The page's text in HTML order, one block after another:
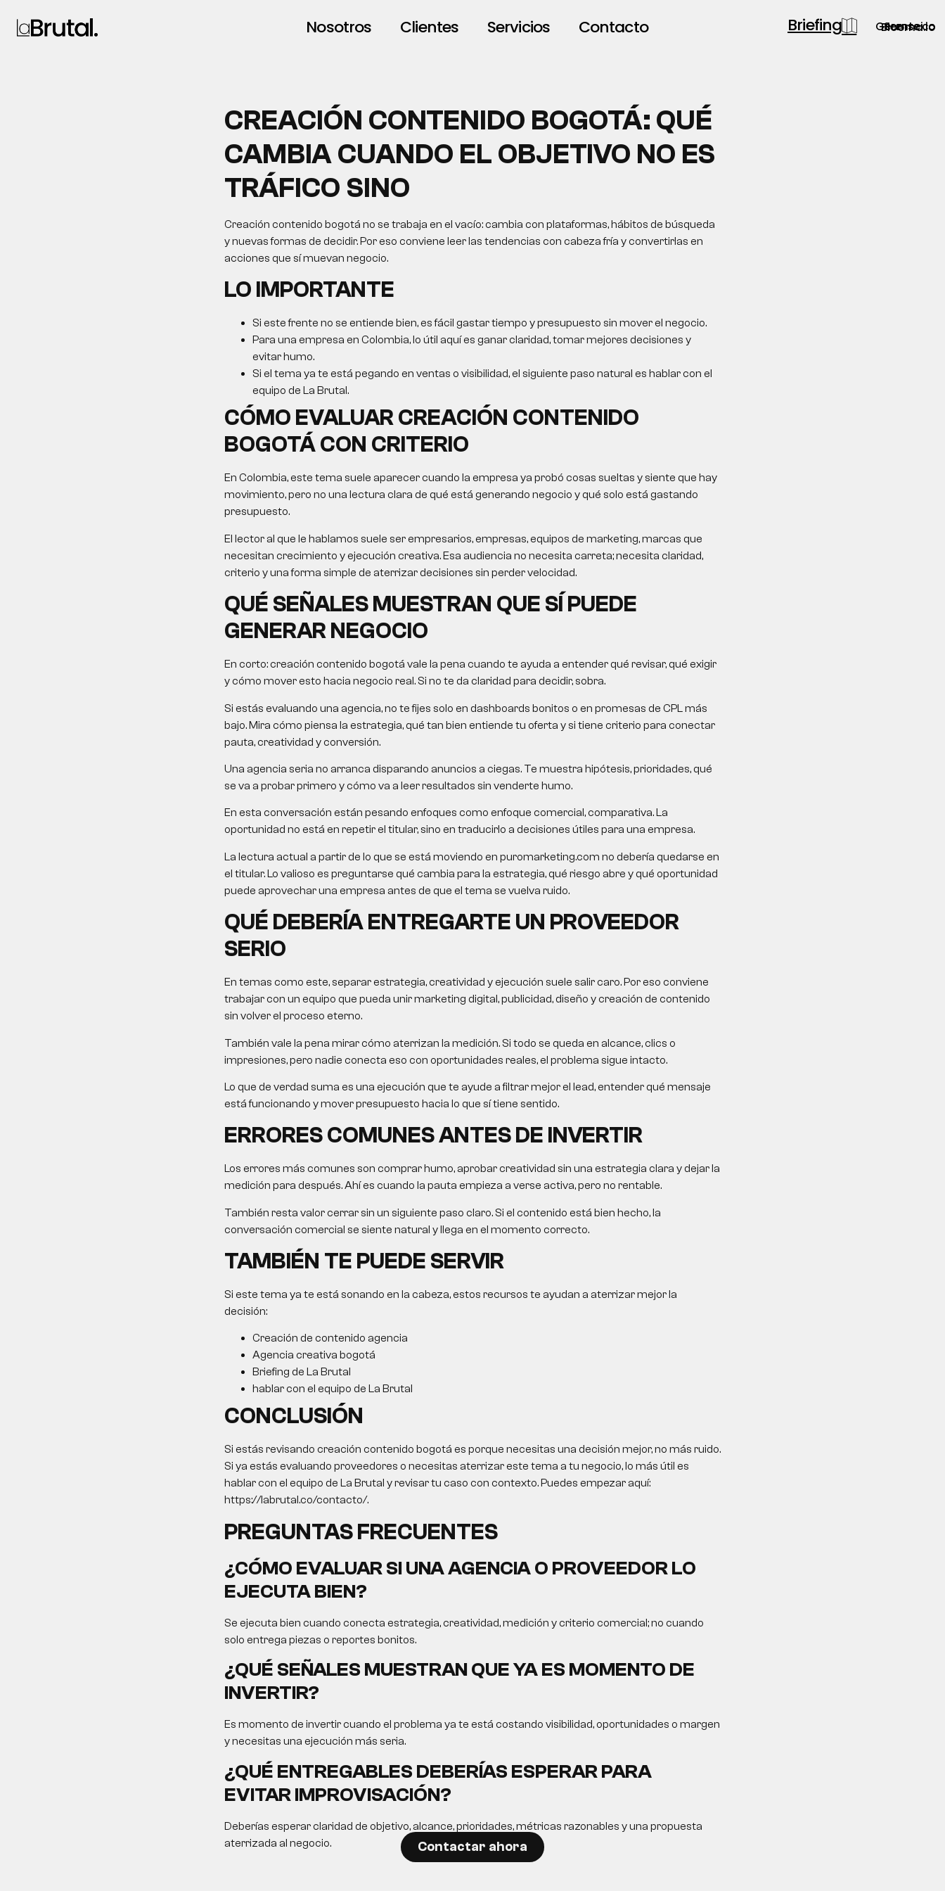
Nosotros Clientes Servicios Contacto Briefing Blooma.io
Semsei.io
Gerente.co
CREACIÓN CONTENIDO BOGOTÁ: QUÉ
CAMBIA CUANDO EL OBJETIVO NO ES
TRÁFICO SINO
Creación contenido bogotá no se trabaja en el vacío: cambia con plataformas, hábitos de búsqueda
y nuevas formas de decidir. Por eso conviene leer las tendencias con cabeza fría y convertirlas en
acciones que sí muevan negocio.
LO IMPORTANTE
Si este frente no se entiende bien, es fácil gastar tiempo y presupuesto sin mover el negocio.
Para una empresa en Colombia, lo útil aquí es ganar claridad, tomar mejores decisiones y
evitar humo.
Si el tema ya te está pegando en ventas o visibilidad, el siguiente paso natural es hablar con el
equipo de La Brutal.
CÓMO EVALUAR CREACIÓN CONTENIDO
BOGOTÁ CON CRITERIO
En Colombia, este tema suele aparecer cuando la empresa ya probó cosas sueltas y siente que hay
movimiento, pero no una lectura clara de qué está generando negocio y qué solo está gastando
presupuesto.
El lector al que le hablamos suele ser empresarios, empresas, equipos de marketing, marcas que
necesitan crecimiento y ejecución creativa. Esa audiencia no necesita carreta; necesita claridad,
criterio y una forma simple de aterrizar decisiones sin perder velocidad.
QUÉ SEÑALES MUESTRAN QUE SÍ PUEDE
GENERAR NEGOCIO
En corto: creación contenido bogotá vale la pena cuando te ayuda a entender qué revisar, qué exigir
y cómo mover esto hacia negocio real. Si no te da claridad para decidir, sobra.
Si estás evaluando una agencia, no te fijes solo en dashboards bonitos o en promesas de CPL más
bajo. Mira cómo piensa la estrategia, qué tan bien entiende tu oferta y si tiene criterio para conectar
pauta, creatividad y conversión.
Una agencia seria no arranca disparando anuncios a ciegas. Te muestra hipótesis, prioridades, qué
se va a probar primero y cómo va a leer resultados sin venderte humo.
En esta conversación están pesando enfoques como enfoque comercial, comparativa. La
oportunidad no está en repetir el titular, sino en traducirlo a decisiones útiles para una empresa.
La lectura actual a partir de lo que se está moviendo en puromarketing.com no debería quedarse en
el titular. Lo valioso es preguntarse qué cambia para la estrategia, qué riesgo abre y qué oportunidad
puede aprovechar una empresa antes de que el tema se vuelva ruido.
QUÉ DEBERÍA ENTREGARTE UN PROVEEDOR
SERIO
En temas como este, separar estrategia, creatividad y ejecución suele salir caro. Por eso conviene
trabajar con un equipo que pueda unir marketing digital, publicidad, diseño y creación de contenido
sin volver el proceso eterno.
También vale la pena mirar cómo aterrizan la medición. Si todo se queda en alcance, clics o
impresiones, pero nadie conecta eso con oportunidades reales, el problema sigue intacto.
Lo que de verdad suma es una ejecución que te ayude a filtrar mejor el lead, entender qué mensaje
está funcionando y mover presupuesto hacia lo que sí tiene sentido.
ERRORES COMUNES ANTES DE INVERTIR
Los errores más comunes son comprar humo, aprobar creatividad sin una estrategia clara y dejar la
medición para después. Ahí es cuando la pauta empieza a verse activa, pero no rentable.
También resta valor cerrar sin un siguiente paso claro. Si el contenido está bien hecho, la
conversación comercial se siente natural y llega en el momento correcto.
TAMBIÉN TE PUEDE SERVIR
Si este tema ya te está sonando en la cabeza, estos recursos te ayudan a aterrizar mejor la
decisión:
Creación de contenido agencia
Agencia creativa bogotá
Briefing de La Brutal
hablar con el equipo de La Brutal
CONCLUSIÓN
Si estás revisando creación contenido bogotá es porque necesitas una decisión mejor, no más ruido.
Si ya estás evaluando proveedores o necesitas aterrizar este tema a tu negocio, lo más útil es
hablar con el equipo de La Brutal y revisar tu caso con contexto. Puedes empezar aquí:
https://labrutal.co/contacto/.
PREGUNTAS FRECUENTES
¿CÓMO EVALUAR SI UNA AGENCIA O PROVEEDOR LO
EJECUTA BIEN?
Se ejecuta bien cuando conecta estrategia, creatividad, medición y criterio comercial; no cuando
solo entrega piezas o reportes bonitos.
¿QUÉ SEÑALES MUESTRAN QUE YA ES MOMENTO DE
INVERTIR?
Es momento de invertir cuando el problema ya te está costando visibilidad, oportunidades o margen
y necesitas una ejecución más seria.
¿QUÉ ENTREGABLES DEBERÍAS ESPERAR PARA
EVITAR IMPROVISACIÓN?
Deberías esperar claridad de objetivo, alcance, prioridades, métricas razonables y una propuesta
aterrizada al negocio.
Contactar ahora